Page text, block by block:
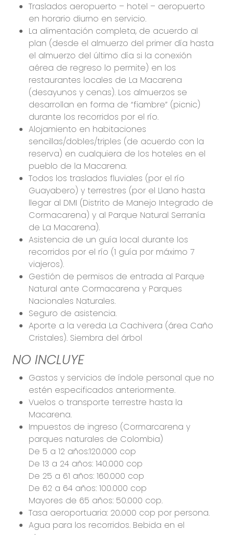
Traslados aeropuerto – hotel – aeropuerto
en horario diurno en servicio.
La alimentación completa, de acuerdo al
plan (desde el almuerzo del primer día hasta
el almuerzo del último día si la conexión
aérea de regreso lo permite) en los
restaurantes locales de La Macarena
(desayunos y cenas). Los almuerzos se
desarrollan en forma de “fiambre” (picnic)
durante los recorridos por el río.
Alojamiento en habitaciones
sencillas/dobles/triples (de acuerdo con la
reserva) en cualquiera de los hoteles en el
pueblo de la Macarena.
Todos los traslados fluviales (por el río
Guayabero) y terrestres (por el Llano hasta
llegar al DMI (Distrito de Manejo Integrado de
Cormacarena) y al Parque Natural Serranía
de La Macarena).
Asistencia de un guía local durante los
recorridos por el río (1 guía por máximo 7
viajeros).
Gestión de permisos de entrada al Parque
Natural ante Cormacarena y Parques
Nacionales Naturales.
Seguro de asistencia.
Aporte a la vereda La Cachivera (área Caño
Cristales). Siembra del árbol
NO INCLUYE
Gastos y servicios de índole personal que no
estén especificados anteriormente.
Vuelos o transporte terrestre hasta la
Macarena.
Impuestos de ingreso (Cormarcarena y
parques naturales de Colombia)
De 5 a 12 años:120.000 cop
De 13 a 24 años: 140.000 cop
De 25 a 61 años: 160.000 cop
De 62 a 64 años: 100.000 cop
Mayores de 65 años: 50.000 cop.
Tasa aeroportuaria: 20.000 cop por persona.
Agua para los recorridos. Bebida en el